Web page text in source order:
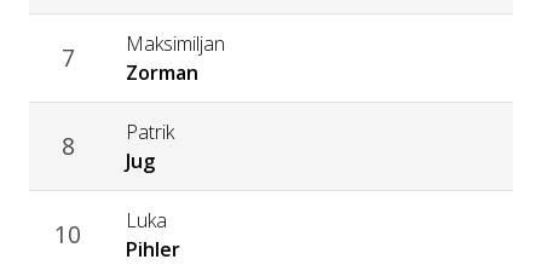
7
Maksimiljan
Zorman
8
Patrik
Jug
10
Luka
Pihler